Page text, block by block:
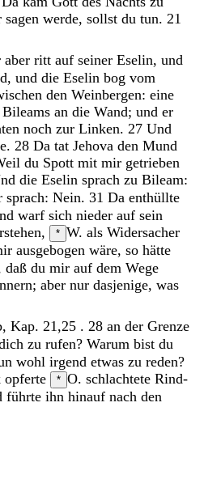
sagen werde, sollst du tun. 21
aber ritt auf seiner Eselin, und
, und die Eselin bog vom
den Weinbergen: eine
Bileams an die Wand; und er
noch zur Linken. 27 Und
. 28 Da tat Jehova den Mund
du Spott mit mir getrieben
die Eselin sprach zu Bileam:
sprach: Nein. 31 Da enthüllte
warf sich nieder auf sein
, * W. als Widersacher
ausgebogen wäre, so hätte
daß du mir auf dem Wege
; aber nur dasjenige, was
Kap. 21,25 . 28 an der Grenze
zu rufen? Warum bist du
wohl irgend etwas zu reden?
opferte * O. schlachtete Rind-
führte ihn hinauf nach den